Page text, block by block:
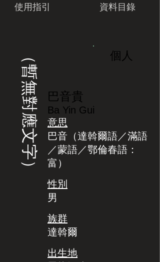
使用指引 資料目錄
（暫無對應文字） 個人
巴音貴
Ba Yin Gui
意思
巴音（達斡爾語／滿語
／蒙語／鄂倫春語：
富）
性別
男
族群
達斡爾
出生地